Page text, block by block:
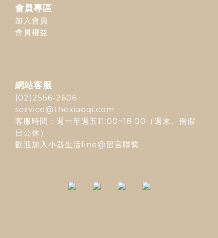
會員專區
加入會員
會員權益
網站客服
(02)2556-2606
service@thexiaoqi.com
客服時間：週一至週五11:00~18:00（週末、例假
日公休）
歡迎加入 小器生活line@留言聯繫